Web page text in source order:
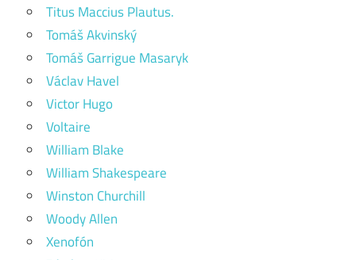
Titus Maccius Plautus.
Tomáš Akvinský
Tomáš Garrigue Masaryk
Václav Havel
Victor Hugo
Voltaire
William Blake
William Shakespeare
Winston Churchill
Woody Allen
Xenofón